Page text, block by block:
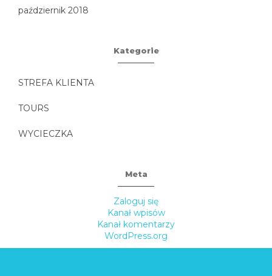
październik 2018
Kategorie
STREFA KLIENTA
TOURS
WYCIECZKA
Meta
Zaloguj się
Kanał wpisów
Kanał komentarzy
WordPress.org